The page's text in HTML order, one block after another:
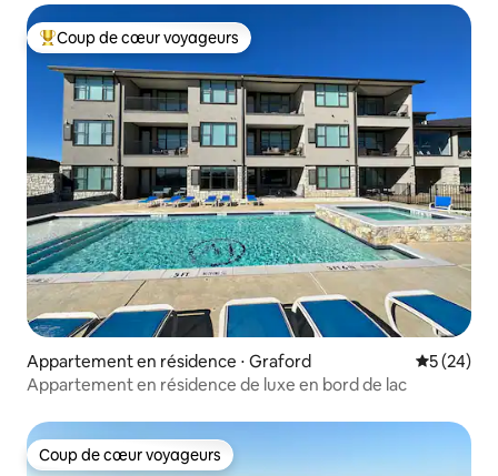
Coups de cœur voyageurs les plus appréciés
Coup de cœur voyageurs
Appartement en résidence ⋅ Graford
5 (24)
Appartement en résidence de luxe en bord de lac
Coup de cœur voyageurs
Coup de cœur voyageurs